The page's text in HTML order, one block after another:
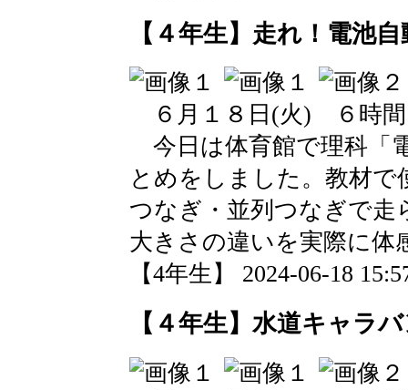
【４年生】走れ！電池
６月１８日(火) ６時
今日は体育館で理科「
とめをしました。教材
つなぎ・並列つなぎで走
大きさの違いを実際に
【4年生】 2024-06-18
【４年生】水道キャラ